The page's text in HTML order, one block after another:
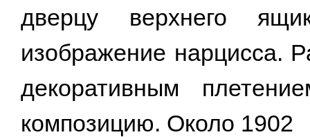
дверцу верхнего
изображение нарцисса.
декоративным
композицию. Около 1902